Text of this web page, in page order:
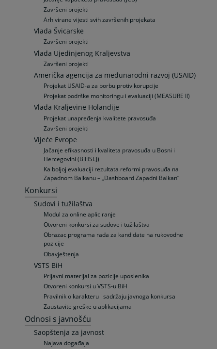
Završeni projekti
Arhivirane vijesti svih završenih projekata
Vlada Švicarske
Završeni projekti
Vlada Ujedinjenog Kraljevstva
Završeni projekti
Američka agencija za međunarodni razvoj (USAID)
Projekat USAID-a za borbu protiv korupcije
Projekat podrške monitoringu i evaluaciji (MEASURE II)
Vlada Kraljevine Holandije
Projekat unapređenja kvalitete pravosuđa
Završeni projekti
Vijeće Evrope
Jačanje efikasnosti i kvaliteta pravosuđa u Bosni i
Hercegovini (BiHSEJ)
Ka boljoj evaluaciji rezultata reformi pravosuđa na
Zapadnom Balkanu – „Dashboard Zapadni Balkan“
Konkursi
Sudovi i tužilaštva
Modul za online apliciranje
Otvoreni konkursi za sudove i tužilaštva
Obrazac programa rada za kandidate na rukovodne
pozicije
Obavještenja
VSTS BiH
Prijavni materijal za pozicije uposlenika
Otvoreni konkursi u VSTS-u BiH
Pravilnik o karakteru i sadržaju javnoga konkursa
Zaustavite greške u aplikacijama
Odnosi s javnošću
Saopštenja za javnost
Najava događaja